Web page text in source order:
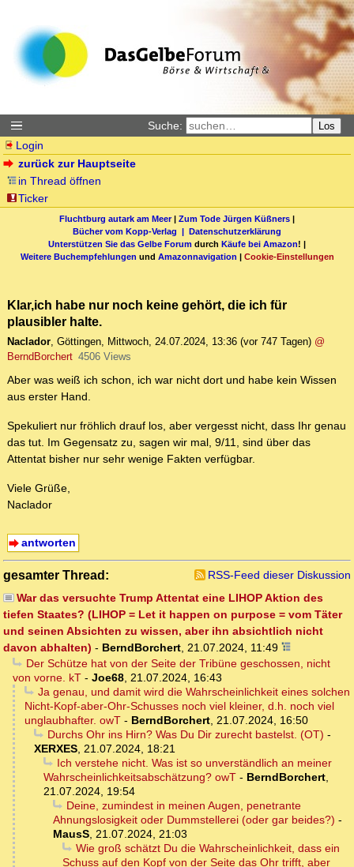
Suche: Los
Login
zurück zur Hauptseite
in Thread öffnen
Ticker
Fluchtburg autark am Meer| Zum Tode Jürgen Küßners |
Bücher vom Kopp-Verlag | Datenschutzerklärung
Unterstützen Sie das Gelbe Forum durch Käufe bei Amazon! |
Weitere Buchempfehlungen und Amazonnavigation | Cookie-Einstellungen
Klar,ich habe nur noch keine gehört, die ich für
plausibler halte.
Naclador, Göttingen, Mittwoch, 24.07.2024, 13:36 (vor 747 Tagen) @
BerndBorchert 4506 Views
Aber was weiß ich schon, ich war nicht dort und habe kein Wissen
aus erster Hand.
Spekuliert nur fröhlich drauf los, aber vergesst nicht, dass Ihr genau
das tut. Im Gegensatz zu, sagen wir mal, 9/11, sind über das
Attentat bisher nur sehr wenige Fakten verfügbar.
Viele Grüße,
Naclador
antworten
gesamter Thread:
RSS-Feed dieser Diskussion
War das versuchte Trump Attentat eine LIHOP Aktion des
tiefen Staates? (LIHOP = Let it happen on purpose = vom Täter
und seinen Absichten zu wissen, aber ihn absichtlich nicht
davon abhalten) - BerndBorchert, 21.07.2024, 11:49
Der Schütze hat von der Seite der Tribüne geschossen, nicht
von vorne. kT - Joe68, 21.07.2024, 16:43
Ja genau, und damit wird die Wahrscheinlichkeit eines solchen
Nicht-Kopf-aber-Ohr-Schusses noch viel kleiner, d.h. noch viel
unglaubhafter. owT - BerndBorchert, 21.07.2024, 16:50
Durchs Ohr ins Hirn? Was Du Dir zurecht bastelst. (OT) -
XERXES, 21.07.2024, 18:21
Ich verstehe nicht. Was ist so unverständlich an meiner
Wahrscheinlichkeitsabschätzung? owT - BerndBorchert,
21.07.2024, 19:54
Deine, zumindest in meinen Augen, penetrante
Ahnungslosigkeit oder Dummstellerei (oder gar beides?) -
MausS, 21.07.2024, 21:03
Wie groß schätzt Du die Wahrscheinlichkeit, dass ein
Schuss auf den Kopf von der Seite das Ohr trifft, aber